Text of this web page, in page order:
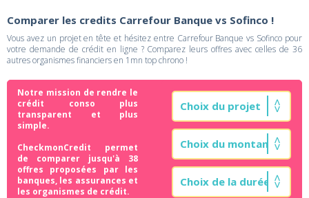
Comparer les credits Carrefour Banque vs Sofinco !
Vous avez un projet en tête et hésitez entre Carrefour Banque vs Sofinco pour
votre demande de crédit en ligne ? Comparez leurs offres avec celles de 36
autres organismes financiers en 1mn top chrono !
Notre mission de rendre le
crédit conso plus
transparent et plus
simple.
CheckmonCredit permet
de comparer jusqu'à 38
offres proposées par les
banques, les assurances et
les organismes de crédit.